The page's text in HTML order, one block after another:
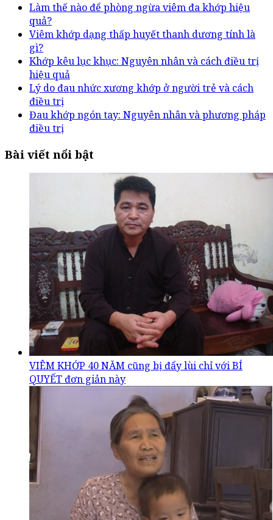
Làm thế nào để phòng ngừa viêm đa khớp hiệu
quả?
Viêm khớp dạng thấp huyết thanh dương tính là
gì?
Khớp kêu lục khục: Nguyên nhân và cách điều trị
hiệu quả
Lý do đau nhức xương khớp ở người trẻ và cách
điều trị
Đau khớp ngón tay: Nguyên nhân và phương pháp
điều trị
Bài viết nổi bật
VIÊM KHỚP 40 NĂM cũng bị đẩy lùi chỉ với BÍ
QUYẾT đơn giản này